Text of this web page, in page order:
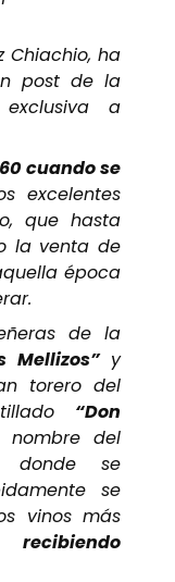
Chiachio, ha
post de la
a
cuando se
excelentes
que hasta
la venta de
época
de la
Mellizos” y
torero del
“Don
nombre del
donde se
se
vinos más
recibiendo